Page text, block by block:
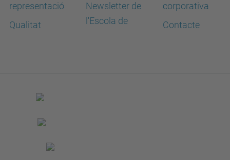
representació
Qualitat
Newsletter de
l'Escola de
corporativa
Contacte